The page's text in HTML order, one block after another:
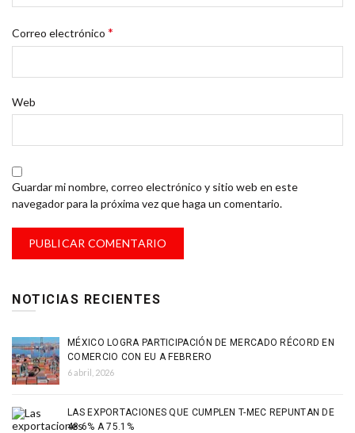
Correo electrónico *
Web
Guardar mi nombre, correo electrónico y sitio web en este
navegador para la próxima vez que haga un comentario.
NOTICIAS RECIENTES
MÉXICO LOGRA PARTICIPACIÓN DE MERCADO RÉCORD EN
COMERCIO CON EU A FEBRERO
6 abril, 2026
LAS EXPORTACIONES QUE CUMPLEN T-MEC REPUNTAN DE
48.6% A 75.1%